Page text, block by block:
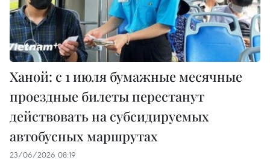
Ханой: с 1 июля бумажные месячные
проездные билеты перестанут
действовать на субсидируемых
автобусных маршрутах
23/06/2026 08:19